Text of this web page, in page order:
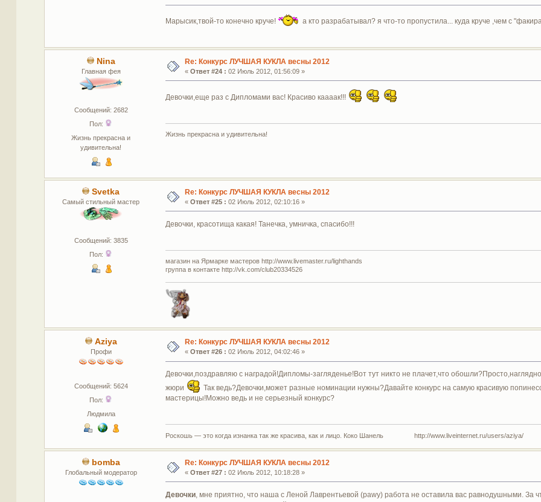
Марысик,твой-то конечно круче! а кто разрабатывал? я что-то пропустила... куда круче ,чем с
Nina
Главная фея
Сообщений: 2682
Пол:
Жизнь прекрасна и
удивительна!
Re: Конкурс ЛУЧШАЯ КУКЛА весны 2012
« Ответ #24 : 02 Июль 2012, 01:56:09 »
Девочки,еще раз с Дипломами вас! Красиво каааак!!!
Жизнь прекрасна и удивительна!
Svetka
Самый стильный мастер
Сообщений: 3835
Пол:
Re: Конкурс ЛУЧШАЯ КУКЛА весны 2012
« Ответ #25 : 02 Июль 2012, 02:10:16 »
Девочки, красотища какая! Танечка, умничка, спасибо!!!
магазин на Ярмарке мастеров http://www.livemaster.ru/lighthands
группа в контакте http://vk.com/club20334526
Aziya
Профи
Сообщений: 5624
Пол:
Людмила
Re: Конкурс ЛУЧШАЯ КУКЛА весны 2012
« Ответ #26 : 02 Июль 2012, 04:02:46 »
Девочки,поздравляю с наградой!Дипломы-загляденье!Вот тут никто не плачет,что
жюри
Так ведь?Девочки,может разные номинации нужны?Давайте конкурс на самую красивую
мастерицы!Можно ведь и не серьезный конкурс?
Роскошь — это когда изнанка так же красива, как и лицо. Коко Шанель http://www.liveinternet.ru/users/aziya/
bomba
Глобальный модератор
Re: Конкурс ЛУЧШАЯ КУКЛА весны 2012
« Ответ #27 : 02 Июль 2012, 10:18:28 »
Девочки, мне приятно, что наша с Леной Лаврентьевой (pawy) работа не оставила вас равнодушными. За